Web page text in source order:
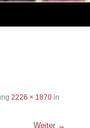
2226 × 1870 in
Weiter →